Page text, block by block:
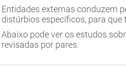
Entidades externas conduzem
distúrbios específicos, para
Abaixo pode ver os estudos
revisadas por pares.